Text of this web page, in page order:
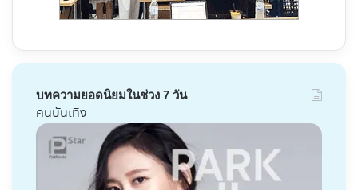
บทความยอดนิยมในช่วง 7 วัน
คนบันเทิง